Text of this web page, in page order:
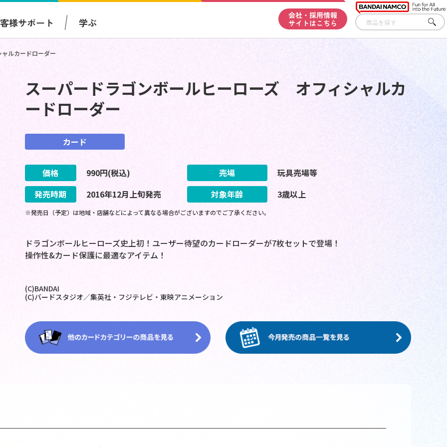
様サポート 学ぶ
会社・採用情報
サイトはこちら
さが
す
ルカードローダー
スーパードラゴンボールヒーローズ オフィシャルカ
ードローダー
カード
価格 990円(税込) 売場
玩具売場等
発売時期
2016年12月上旬発売 対象年齢 3歳以上
※発売日（予定）は地域・店舗などによって異なる場合がございますのでご了承ください。
ドラゴンボールヒーローズ史上初！ユーザー待望のカードローダーが7枚セットで登場！
操作性&カード保護に最適なアイテム！
(C)BANDAI
(C)バードスタジオ／集英社・フジテレビ・東映アニメーション